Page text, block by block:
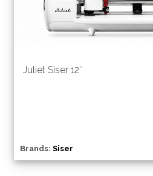
Juliet Siser 12″
Brands: Siser